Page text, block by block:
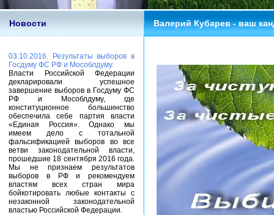
Новости Валерий Кубарев - ваш
03.10.2016. Результаты выборов в
Госдуму ФС РФ и Мособлдуму.
Власти Российской Федерации
декларировали успешное
завершение выборов в Госдуму ФС
РФ и Мособлдуму, где
конституционное большинство
обеспечила себе партия власти
«Единая Россия». Однако мы
имеем дело с тотальной
фальсификацией выборов во все
ветви законодательной власти,
прошедшие 18 сентября 2016 года.
Мы не признаем результатов
выборов в РФ и рекомендуем
властям всех стран мира
бойкотировать любые контакты с
незаконной законодательной
властью Российской Федерации.